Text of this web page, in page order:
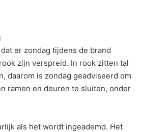
er zondag tijdens de brand
zijn verspreid. In rook zitten tal
daarom is zondag geadviseerd om
ramen en deuren te sluiten, onder
als het wordt ingeademd. Het